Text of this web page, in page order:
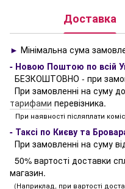
Доставка
► Мінімальна сума
- Новою Поштою по всій
БЕЗКОШТОВНО - при
При замовленні на суму
тарифами перевізника.
При наявності післяплати
- Таксі по Києву та
При замовленні на суму
50% вартості доставки
магазин.
(Наприклад, при вартості